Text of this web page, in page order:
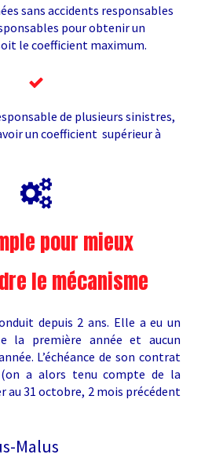
sans accidents responsables
pour obtenir un
le coefficient maximum.
de plusieurs sinistres,
un coefficient supérieur à
pour mieux
le mécanisme
depuis 2 ans. Elle a eu un
la première année et aucun
L’échéance de son contrat
a alors tenu compte de la
au 31 octobre, 2 mois précédent
Malus